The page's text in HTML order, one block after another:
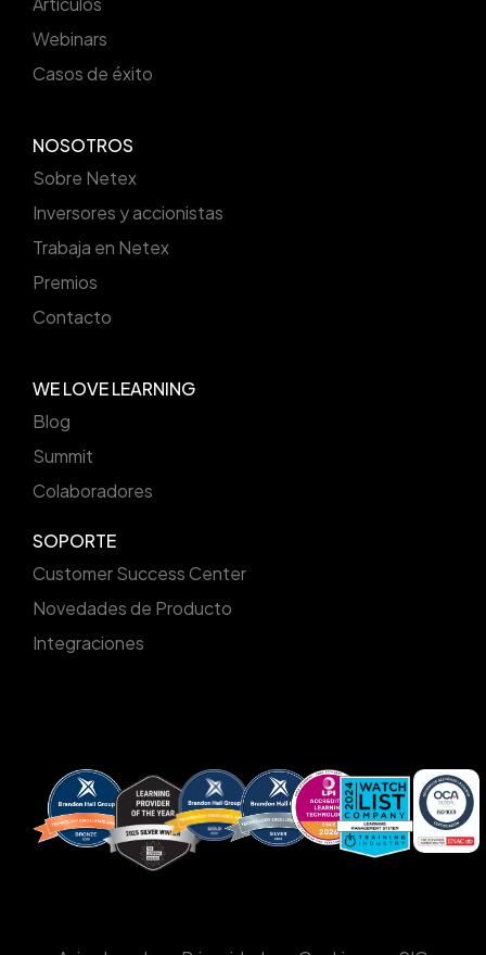
Webinars
Casos de éxito
NOSOTROS
Sobre Netex
Inversores y accionistas
Trabaja en Netex
Premios
Contacto
WE LOVE LEARNING
Blog
Summit
Colaboradores
SOPORTE
Customer Success Center
Novedades de Producto
Integraciones